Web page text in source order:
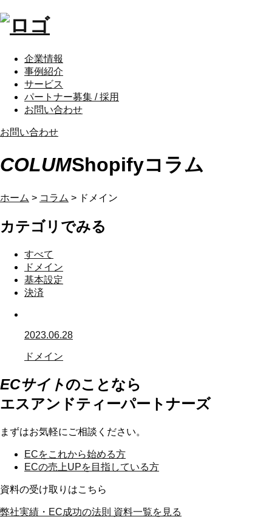
企業情報
事例紹介
サービス
パートナー募集 / 採用
お問い合わせ
お問い合わせ
COLUMShopifyコラム
ホーム > コラム > ドメイン
カテゴリでみる
すべて
ドメイン
基本設定
決済
2023.06.28
ドメイン
ECサイトのことなら
エスアンドティーパートナーズ
まずはお気軽にご相談ください。
ECをこれから始める方
ECの売上UPを目指している方
資料の受け取りはこちら
弊社実績・EC成功の法則 資料一覧を見る